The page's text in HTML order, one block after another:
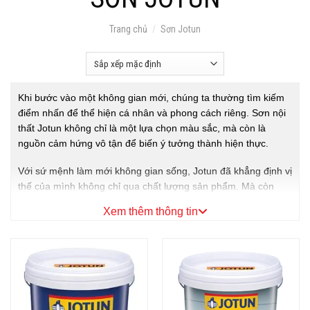
Trang chủ / Sơn Jotun
Khi bước vào một không gian mới, chúng ta thường tìm kiếm
điểm nhấn để thể hiện cá nhân và phong cách riêng. Sơn nội
thất Jotun không chỉ là một lựa chọn màu sắc, mà còn là
nguồn cảm hứng vô tận để biến ý tưởng thành hiện thực.
Với sứ mệnh làm mới không gian sống, Jotun đã khẳng định vị
thế của mình không chỉ qua chất lượng sản phẩm. Mà còn
nhau khám phá sức mạnh của sơn nội thất Jotun và cách mà
1.Giới thiệu về Sơn nội thất jotun
Jotun là thương hiệu sơn đến từ Na Uy. Đây là một trong
những nhà sản xuất sơn và chất phủ hàng đầu thế giới. Trong
gần một thế kỷ, Jotun giúp bảo vệ mọi công trình – từ những
Xem thêm thông tin